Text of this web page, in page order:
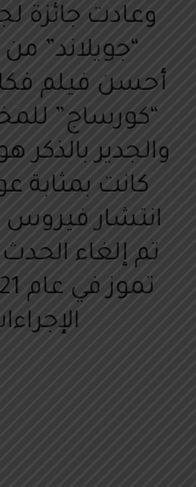
وعادت جائزة
“جويلاند”
أحسن فيلم
“كورساج”
والجدير
كانت بمثابة